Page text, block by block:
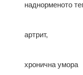
наднорменото
артрит,
хронична умора